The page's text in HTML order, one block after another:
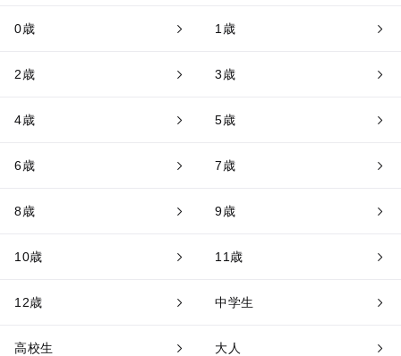
0歳 1歳
2歳 3歳
4歳 5歳
6歳 7歳
8歳 9歳
10歳 11歳
12歳 中学生
高校生 大人